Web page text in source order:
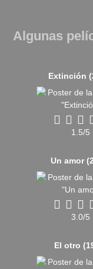
Algunas
Extinción
1.5/5
Un amor
3.0/5
El otro